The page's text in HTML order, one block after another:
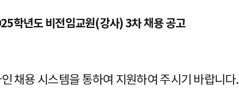
학년도 비전임교원(강사) 3차 채용 공고
채용 시스템을 통하여 지원하여 주시기 바랍니다.